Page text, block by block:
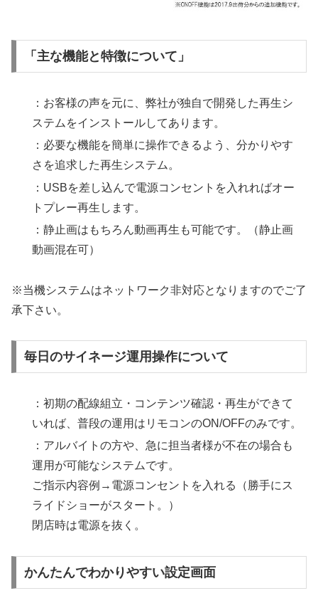
「主な機能と特徴について」
：お客様の声を元に、弊社が独自で開発した再生シ
ステムをインストールしてあります。
：必要な機能を簡単に操作できるよう、分かりやす
さを追求した再生システム。
：USBを差し込んで電源コンセントを入れればオー
トプレー再生します。
：静止画はもちろん動画再生も可能です。（静止画
動画混在可）
※当機システムはネットワーク非対応となりますのでご了
承下さい。
毎日のサイネージ運用操作について
：初期の配線組立・コンテンツ確認・再生ができて
いれば、普段の運用はリモコンのON/OFFのみです。
：アルバイトの方や、急に担当者様が不在の場合も
運用が可能なシステムです。
ご指示内容例→電源コンセントを入れる（勝手にス
ライドショーがスタート。）
閉店時は電源を抜く。
かんたんでわかりやすい設定画面